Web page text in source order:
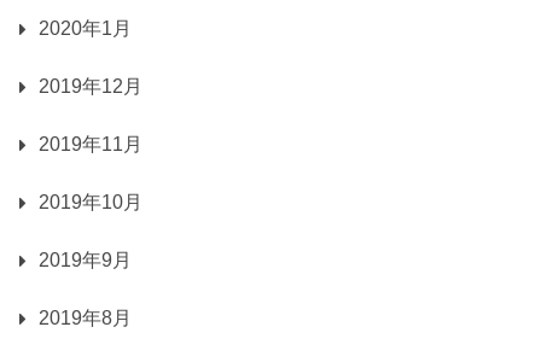
2020年1月
2019年12月
2019年11月
2019年10月
2019年9月
2019年8月